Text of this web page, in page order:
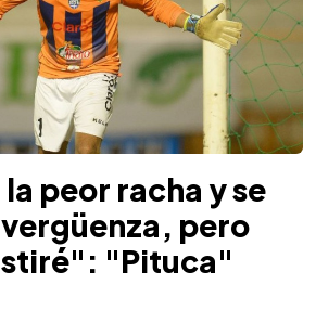
peor racha y se
pero
"Pituca"